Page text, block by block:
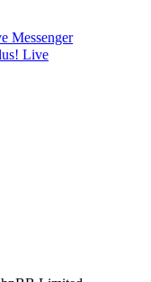
Messenger
Live